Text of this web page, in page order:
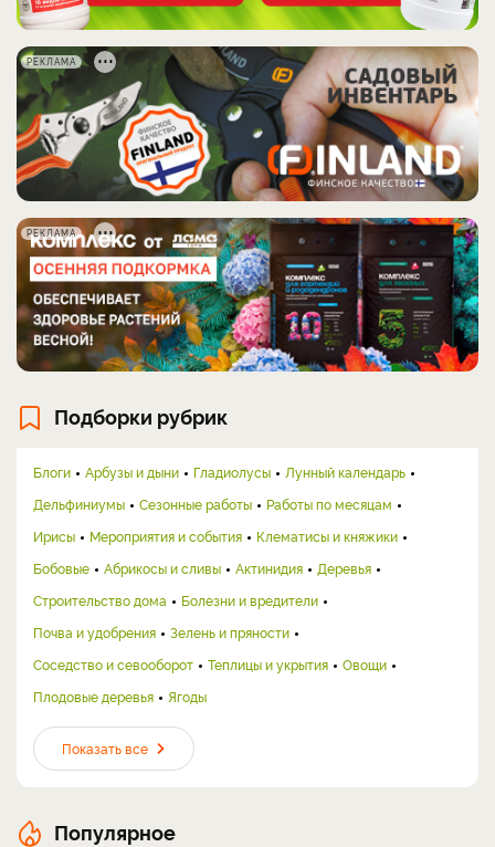
РЕКЛАМА
РЕКЛАМА
Подборки рубрик
Блоги Арбузы и дыни Гладиолусы
Лунный календарь
Дельфиниумы
Сезонные работы
Работы по месяцам
Ирисы
Мероприятия и события
Клематисы и княжики
Бобовые
Абрикосы и сливы Актинидия
Деревья
Строительство дома
Болезни и вредители
Почва и удобрения
Зелень и пряности
Соседство и севооборот
Теплицы и укрытия
Овощи
Плодовые деревья
Ягоды
Показать все
Популярное